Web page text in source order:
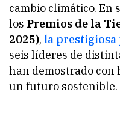
cambio climático. En
los Premios de la
2025), la
seis líderes de
han demostrado con
un futuro sostenible.